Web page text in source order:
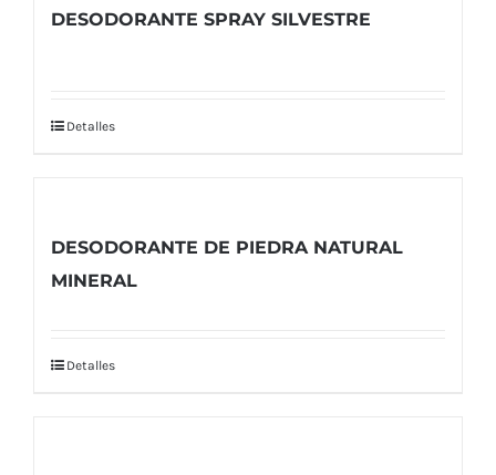
DESODORANTE SPRAY SILVESTRE
Detalles
DESODORANTE DE PIEDRA NATURAL
MINERAL
Detalles